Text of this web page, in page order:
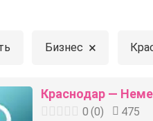
Бизнес ×
Краснодар —
0 (0)
475